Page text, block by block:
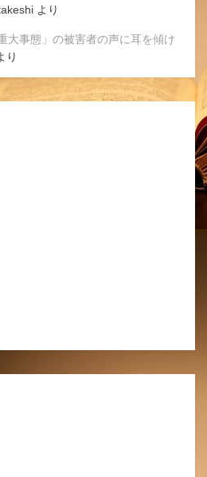
より
大事態」の被害者の声に耳を傾け
り